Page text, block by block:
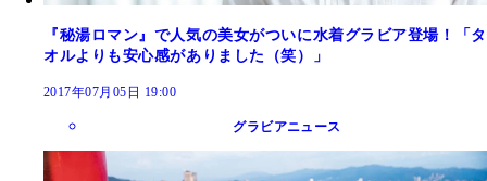
『秘湯ロマン』で人気の美女がついに水着グラビア登場！「タ
オルよりも安心感がありました（笑）」
2017年07月05日 19:00
グラビアニュース